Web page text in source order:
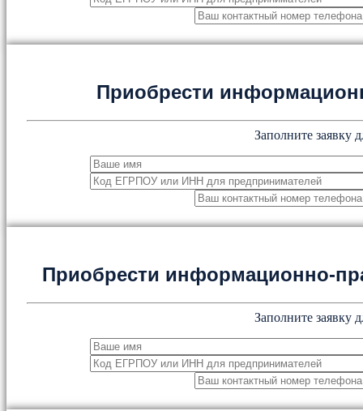
Приобрести
Заполните заявку
Приобрести информационно-
Заполните заявку